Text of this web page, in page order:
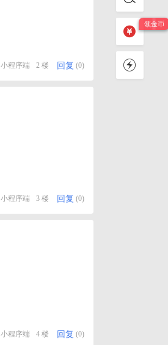
小程序端 2 楼 回复 (0)
小程序端 3 楼 回复 (0)
小程序端 4 楼 回复 (0)